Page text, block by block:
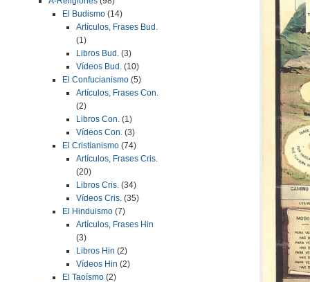
El Budismo (14)
Artículos, Frases Bud.
(1)
Libros Bud. (3)
Vídeos Bud. (10)
El Confucianismo (5)
Artículos, Frases Con.
(2)
Libros Con. (1)
Vídeos Con. (3)
El Cristianismo (74)
Artículos, Frases Cris.
(20)
Libros Cris. (34)
Vídeos Cris. (35)
El Hinduismo (7)
Artículos, Frases Hin
(3)
Libros Hin (2)
Vídeos Hin (2)
El Taoísmo (2)